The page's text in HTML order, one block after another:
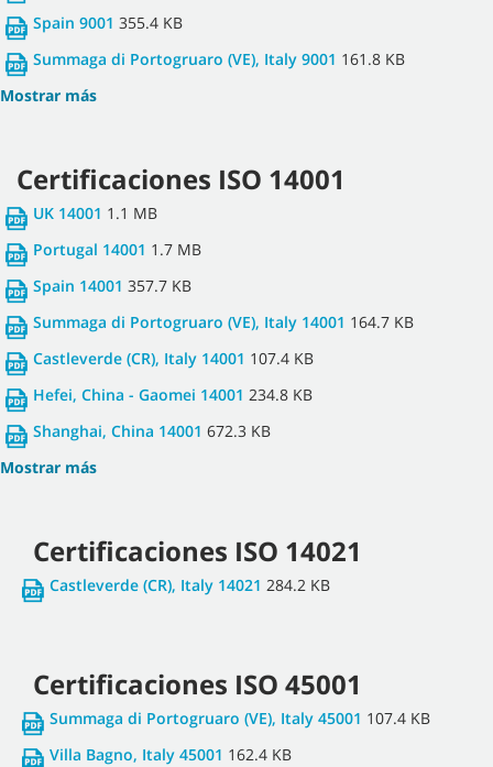
Spain 9001 355.4 KB
Summaga di Portogruaro (VE), Italy 9001 161.8 KB
Mostrar más
Certificaciones ISO 14001
UK 14001 1.1 MB
Portugal 14001 1.7 MB
Spain 14001 357.7 KB
Summaga di Portogruaro (VE), Italy 14001 164.7 KB
Castleverde (CR), Italy 14001 107.4 KB
Hefei, China - Gaomei 14001 234.8 KB
Shanghai, China 14001 672.3 KB
Mostrar más
Certificaciones ISO 14021
Castleverde (CR), Italy 14021 284.2 KB
Certificaciones ISO 45001
Summaga di Portogruaro (VE), Italy 45001 107.4 KB
Villa Bagno, Italy 45001 162.4 KB